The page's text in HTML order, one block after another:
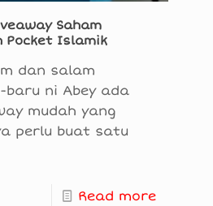
Saham
Pocket Islamik
dan salam
ni Abey ada
mudah yang
perlu buat satu
Read more